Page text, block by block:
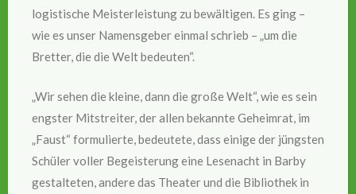
logistische Meisterleistung zu bewältigen. Es ging –
wie es unser Namensgeber einmal schrieb – „um die
Bretter, die die Welt bedeuten“.
„Wir sehen die kleine, dann die große Welt“, wie es sein
engster Mitstreiter, der allen bekannte Geheimrat, im
„Faust“ formulierte, bedeutete, dass einige der jüngsten
Schüler voller Begeisterung eine Lesenacht in Barby
gestalteten, andere das Theater und die Bibliothek in